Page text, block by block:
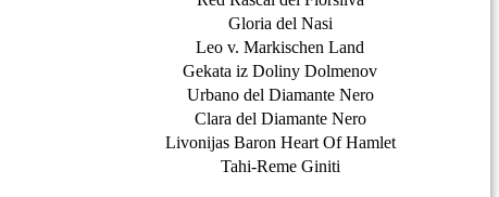
Gloria del Nasi
Leo v. Markischen Land
Gekata iz Doliny Dolmenov
Urbano del Diamante Nero
Clara del Diamante Nero
Livonijas Baron Heart Of Hamlet
Tahi-Reme Giniti